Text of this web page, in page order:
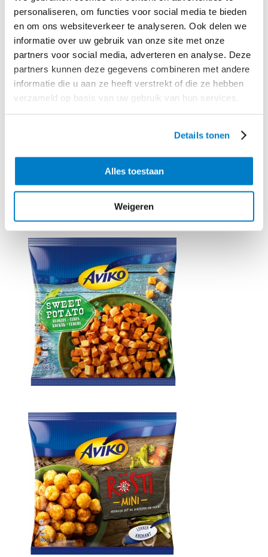
personaliseren, om functies voor social media te bieden
en om ons websiteverkeer te analyseren. Ook delen we
informatie over uw gebruik van onze site met onze
partners voor social media, adverteren en analyse. Deze
partners kunnen deze gegevens combineren met andere
informatie die u aan ze heeft verstrekt of die ze hebben
verzameld op basis van uw gebruik van hun services.
Details tonen
Alles toestaan
Weigeren
Schenkde gazpacho in 6 (tapas) schaaltjes. Garneer de gazpacho met
de komkommerblokjes, de zoete aardappelblokjes, de peterselie en de
serranochips. Serveer met de rösti- tapasprikkers met aioli, de chorizo
en de manchego.
Start het kerstdiner met een frisse gazpacho met geroosterde zoete
aardappel en wat tapas. De perfecte opmaat naar de kalkoen die intussen
in de oven staat.
gazpacho met gekookt ei. Vervang de chorizo door gegrilde pádron
Benodigd product